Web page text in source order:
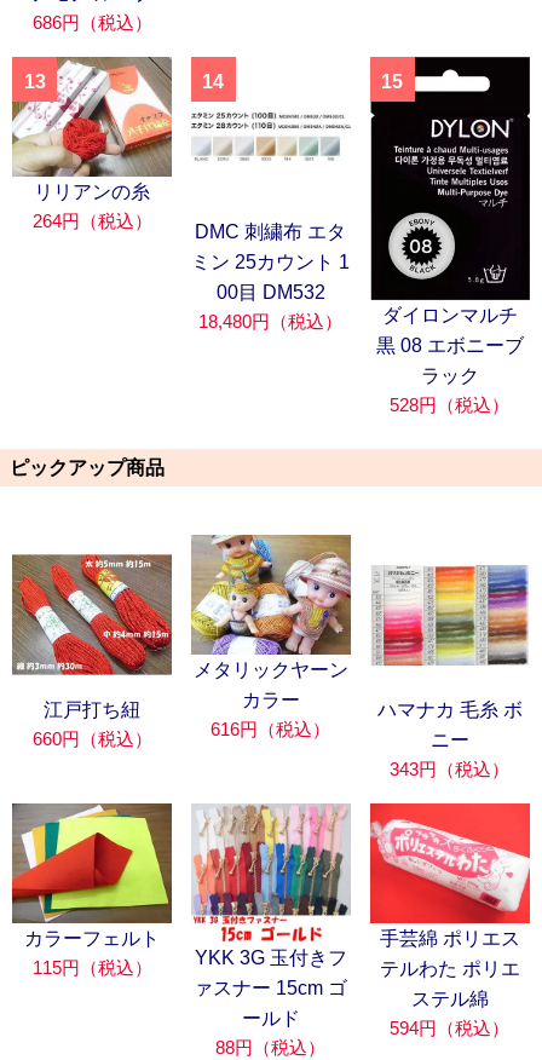
686円（税込）
13
リリアンの糸
264円（税込）
14
DMC 刺繍布 エタ
ミン 25カウント 1
00目 DM532
18,480円（税込）
15
ダイロンマルチ
黒 08 エボニーブ
ラック
528円（税込）
ピックアップ商品
江戸打ち紐
660円（税込）
メタリックヤーン
カラー
616円（税込）
ハマナカ 毛糸 ボ
ニー
343円（税込）
カラーフェルト
115円（税込）
YKK 3G 玉付きフ
ァスナー 15cm ゴ
ールド
88円（税込）
手芸綿 ポリエス
テルわた ポリエ
ステル綿
594円（税込）